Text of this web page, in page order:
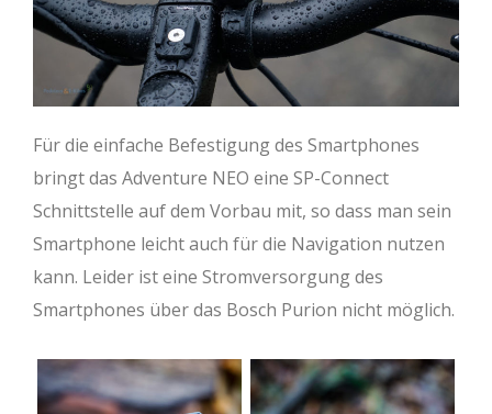
Für die einfache Befestigung des Smartphones
bringt das Adventure NEO eine SP-Connect
Schnittstelle auf dem Vorbau mit, so dass man sein
Smartphone leicht auch für die Navigation nutzen
kann. Leider ist eine Stromversorgung des
Smartphones über das Bosch Purion nicht möglich.